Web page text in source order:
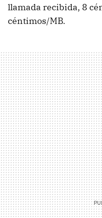
llamada recibida, 8
céntimos/MB.